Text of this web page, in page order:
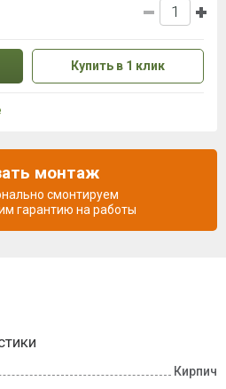
Кирпич
Купить в 1 клик
монтаж
смонтируем
гарантию на работы